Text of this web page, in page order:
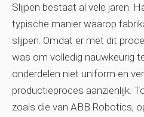
Slijpen bestaat al vele jaren.
typische manier waarop
slijpen. Omdat er met dit
was om volledig nauwkeurig
onderdelen niet uniform en
productieproces aanzienlijk.
zoals die van ABB Robotics,